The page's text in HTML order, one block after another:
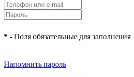
* - Поля обязательные для заполнения
Напомнить пароль